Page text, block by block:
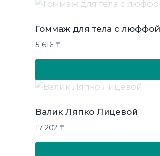
Гоммаж для тела с люффой
5 616 ₸
Валик Ляпко Лицевой
17 202 ₸